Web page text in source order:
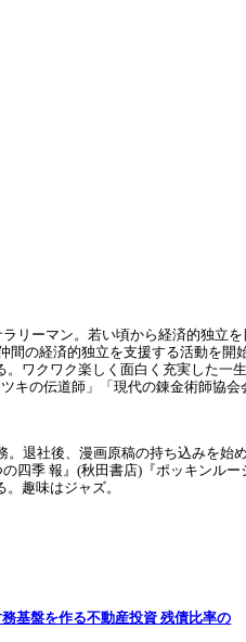
リーマン。若い頃から経済的独立
の経済的独立を支援する活動を開
ワクワク楽しく面白く充実した一
キの伝道師」「現代の錬金術師協
退社後、漫画原稿の持ち込みを始
四季 報』(秋田書店)『ポッキンル
趣味はジャズ。
基盤を作る不動産投資 残債比率の